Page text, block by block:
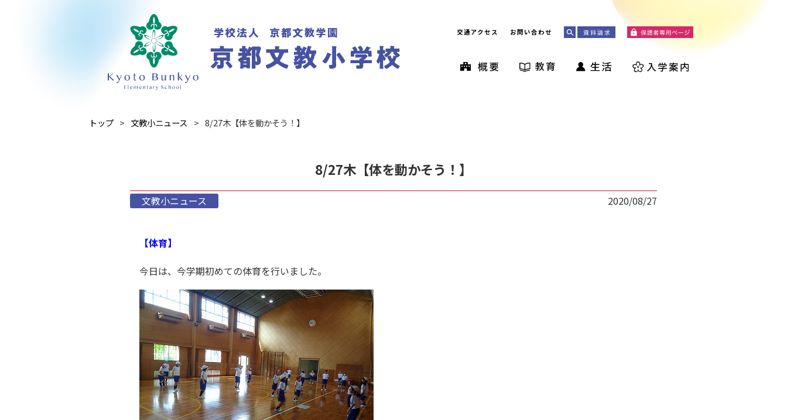
交通アクセス お問い合わせ
トップ 文教小ニュース 8/27木【体を動かそう！】
8/27木【体を動かそう！】
文教小ニュース 2020/08/27
【体育】
今日は、今学期初めての体育を行いました。